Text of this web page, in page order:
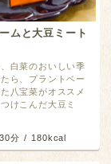
ムと大豆ミート
白菜のおいしい季
ら、プラントベー
八宝菜がオススメ
けこんだ大豆ミ
分 180kcal